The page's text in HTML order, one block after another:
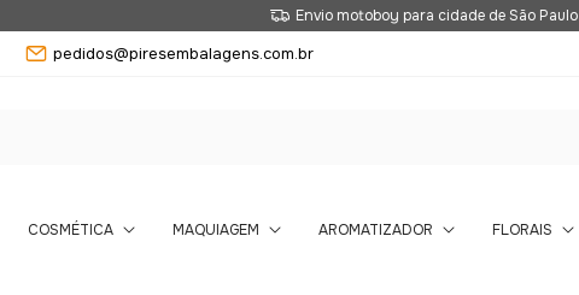
Envio motoboy para cidade de São Paulo
pedidos@piresembalagens.com.br
COSMÉTICA MAQUIAGEM AROMATIZADOR FLORAIS